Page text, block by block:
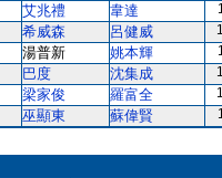
艾兆禮 韋達
希威森 呂健威
湯普新 姚本輝
巴度 沈集成
梁家俊 羅富全
巫顯東 蘇偉賢